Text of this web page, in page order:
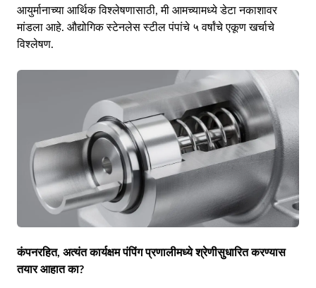
आयुर्मानाच्या आर्थिक विश्लेषणासाठी, मी आमच्यामध्ये डेटा नकाशावर
मांडला आहे. औद्योगिक स्टेनलेस स्टील पंपांचे ५ वर्षांचे एकूण खर्चाचे
विश्लेषण.
कंपनरहित, अत्यंत कार्यक्षम पंपिंग प्रणालीमध्ये श्रेणीसुधारित करण्यास
तयार आहात का?